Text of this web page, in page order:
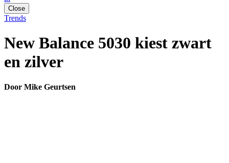
Close
Trends
New Balance 5030 kiest zwart
en zilver
Door Mike Geurtsen